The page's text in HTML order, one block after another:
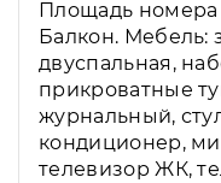
Площадь номера
Балкон. Мебель:
двуспальная,
прикроватные
журнальный,
кондиционер,
телевизор ЖК,